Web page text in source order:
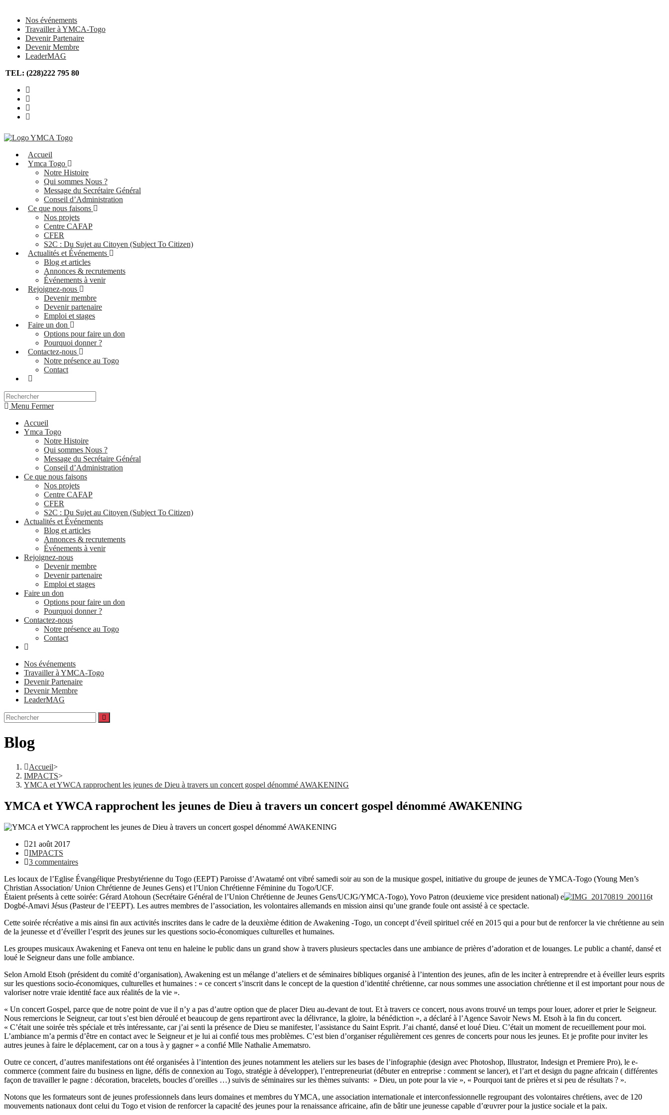
Nos événements
Travailler à YMCA-Togo
Devenir Partenaire
Devenir Membre
LeaderMAG
TEL: (228)222 795 80
Accueil
Ymca Togo
Notre Histoire
Qui sommes Nous ?
Message du Secrétaire Général
Conseil d’Administration
Ce que nous faisons
Nos projets
Centre CAFAP
CFER
S2C : Du Sujet au Citoyen (Subject To Citizen)
Actualités et Événements
Blog et articles
Annonces & recrutements
Événements à venir
Rejoignez-nous
Devenir membre
Devenir partenaire
Emploi et stages
Faire un don
Options pour faire un don
Pourquoi donner ?
Contactez-nous
Notre présence au Togo
Contact
Menu Fermer
Accueil
Ymca Togo
Notre Histoire
Qui sommes Nous ?
Message du Secrétaire Général
Conseil d’Administration
Ce que nous faisons
Nos projets
Centre CAFAP
CFER
S2C : Du Sujet au Citoyen (Subject To Citizen)
Actualités et Événements
Blog et articles
Annonces & recrutements
Événements à venir
Rejoignez-nous
Devenir membre
Devenir partenaire
Emploi et stages
Faire un don
Options pour faire un don
Pourquoi donner ?
Contactez-nous
Notre présence au Togo
Contact
Nos événements
Travailler à YMCA-Togo
Devenir Partenaire
Devenir Membre
LeaderMAG
Blog
Accueil>
IMPACTS>
YMCA et YWCA rapprochent les jeunes de Dieu à travers un concert gospel dénommé AWAKENING
YMCA et YWCA rapprochent les jeunes de Dieu à travers un concert gospel dénommé AWAKENING
21 août 2017
IMPACTS
3 commentaires
Les locaux de l’Eglise Évangélique Presbytérienne du Togo (EEPT) Paroisse d’Awatamé ont vibré samedi soir au son de la musique gospel, initiative du groupe de jeunes de YMCA-Togo (Young Men’s
Christian Association/ Union Chrétienne de Jeunes Gens) et l’Union Chrétienne Féminine du Togo/UCF.
Étaient présents à cette soirée: Gérard Atohoun (Secrétaire Général de l’Union Chrétienne de Jeunes Gens/UCJG/YMCA-Togo), Yovo Patron (deuxieme vice president national) e
t
Dogbé-Amavi Jésus (Pasteur de l’EEPT). Les autres membres de l’association, les volontaires allemands en mission ainsi qu’une grande foule ont assisté à ce spectacle.
Cette soirée récréative a mis ainsi fin aux activités inscrites dans le cadre de la deuxième édition de Awakening -Togo, un concept d’éveil spirituel créé en 2015 qui a pour but de renforcer la vie chrétienne au sein
de la jeunesse et d’éveiller l’esprit des jeunes sur les questions socio-économiques culturelles et humaines.
Les groupes musicaux Awakening et Faneva ont tenu en haleine le public dans un grand show à travers plusieurs spectacles dans une ambiance de prières d’adoration et de louanges. Le public a chanté, dansé et
loué le Seigneur dans une folle ambiance.
Selon Arnold Etsoh (président du comité d’organisation), Awakening est un mélange d’ateliers et de séminaires bibliques organisé à l’intention des jeunes, afin de les inciter à entreprendre et à éveiller leurs esprits
sur les questions socio-économiques, culturelles et humaines : « ce concert s’inscrit dans le concept de la question d’identité chrétienne, car nous sommes une association chrétienne et il est important pour nous de
valoriser notre vraie identité face aux réalités de la vie ».
« Un concert Gospel, parce que de notre point de vue il n’y a pas d’autre option que de placer Dieu au-devant de tout. Et à travers ce concert, nous avons trouvé un temps pour louer, adorer et prier le Seigneur.
Nous remercions le Seigneur, car tout s’est bien déroulé et beaucoup de gens repartiront avec la délivrance, la gloire, la bénédiction », a déclaré à l’Agence Savoir News M. Etsoh à la fin du concert.
« C’était une soirée très spéciale et très intéressante, car j’ai senti la présence de Dieu se manifester, l’assistance du Saint Esprit. J’ai chanté, dansé et loué Dieu. C’était un moment de recueillement pour moi.
L’ambiance m’a permis d’être en contact avec le Seigneur et je lui ai confié tous mes problèmes. C’est bien d’organiser régulièrement ces genres de concerts pour nous les jeunes. Et je profite pour inviter les
autres jeunes à faire le déplacement, car on a tous à y gagner » a confié Mlle Nathalie Amematsro.
Outre ce concert, d’autres manifestations ont été organisées à l’intention des jeunes notamment les ateliers sur les bases de l’infographie (design avec Photoshop, Illustrator, Indesign et Premiere Pro), le e-
commerce (comment faire du business en ligne, défis de connexion au Togo, stratégie à développer), l’entrepreneuriat (débuter en entreprise : comment se lancer), et l’art et design du pagne africain ( différentes
façon de travailler le pagne : décoration, bracelets, boucles d’oreilles …) suivis de séminaires sur les thèmes suivants: » Dieu, un pote pour la vie », « Pourquoi tant de prières et si peu de résultats ? ».
Notons que les formateurs sont de jeunes professionnels dans leurs domaines et membres du YMCA, une association internationale et interconfessionnelle regroupant des volontaires chrétiens, avec de 120
mouvements nationaux dont celui du Togo et vision de renforcer la capacité des jeunes pour la renaissance africaine, afin de bâtir une jeunesse capable d’œuvrer pour la justice sociale et la paix.